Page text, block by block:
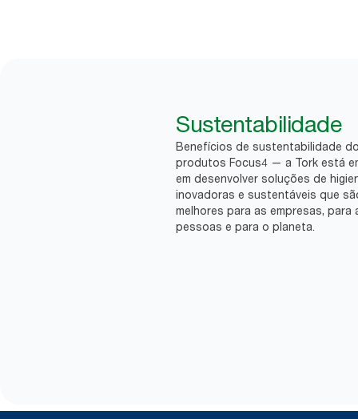
Sustentabilidade
Benefícios de sustentabilidade
produtos Focus4 — a Tork está
em desenvolver soluções de
inovadoras e sustentáveis que
melhores para as empresas, para
pessoas e para o planeta.